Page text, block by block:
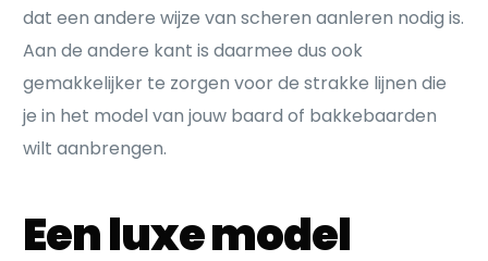
dat een andere wijze van scheren aanleren nodig is.
Aan de andere kant is daarmee dus ook
gemakkelijker te zorgen voor de strakke lijnen die
je in het model van jouw baard of bakkebaarden
wilt aanbrengen.
Een luxe model